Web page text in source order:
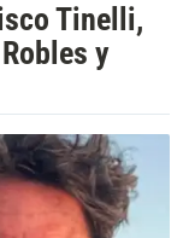
Tinelli,
y